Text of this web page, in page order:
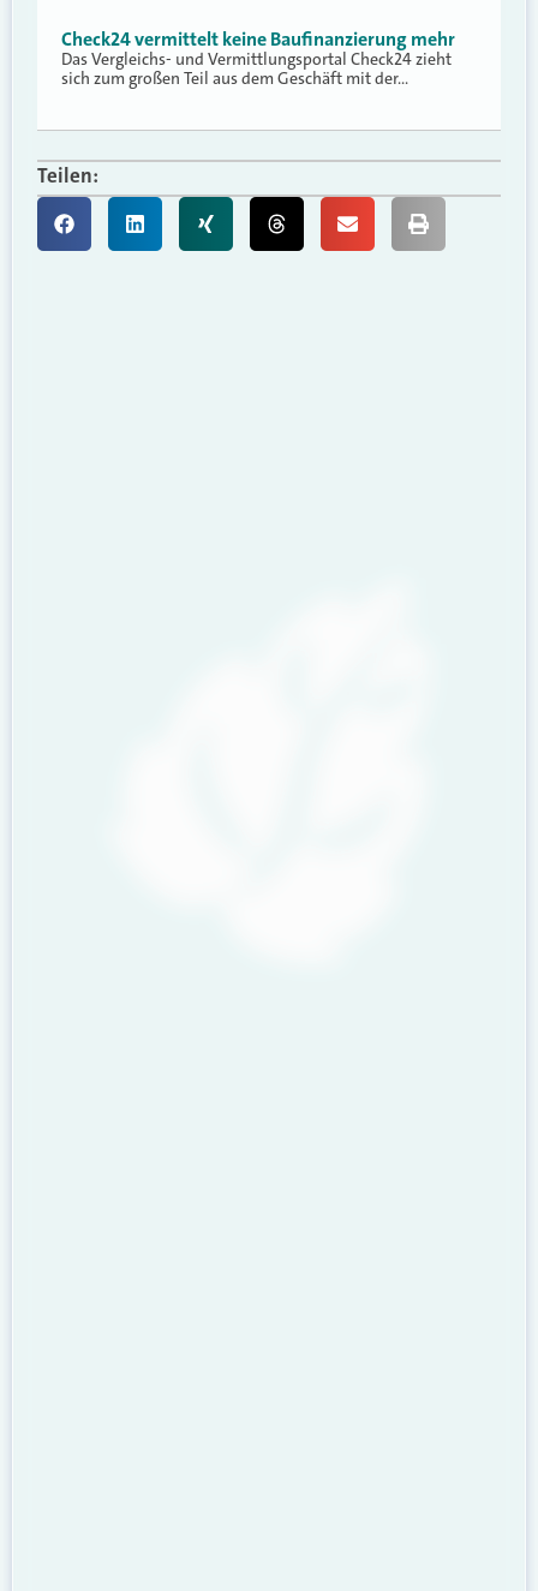
Check24 vermittelt keine Baufinanzierung mehr
Das Vergleichs- und Vermittlungsportal Check24 zieht
sich zum großen Teil aus dem Geschäft mit der…
Teilen: